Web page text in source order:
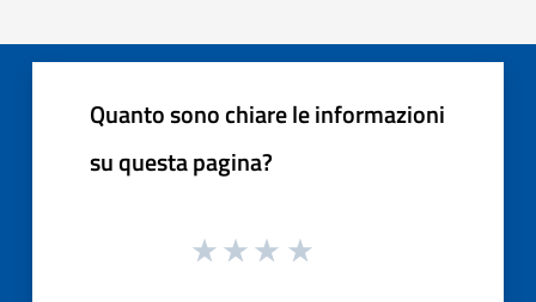
Quanto sono chiare le informazioni
su questa pagina?